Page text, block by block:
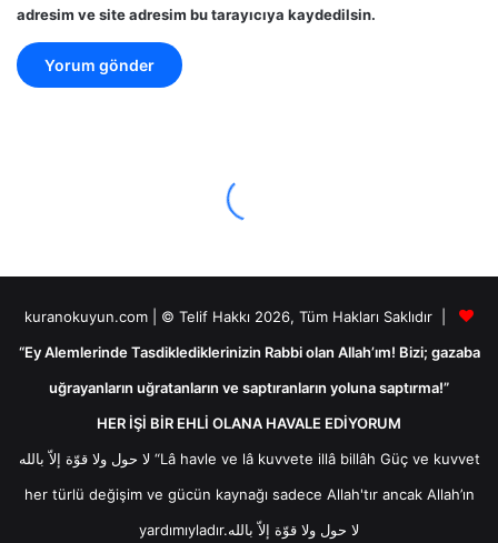
adresim ve site adresim bu tarayıcıya kaydedilsin.
kuranokuyun.com | © Telif Hakkı 2026, Tüm Hakları Saklıdır |
“Ey Alemlerinde Tasdiklediklerinizin Rabbi olan Allah’ım! Bizi; gazaba
uğrayanların uğratanların ve saptıranların yoluna saptırma!”
HER İŞİ BİR EHLİ OLANA HAVALE EDİYORUM
لا حول ولا قوّة إلاّ بالله “Lâ havle ve lâ kuvvete illâ billâh Güç ve kuvvet
her türlü değişim ve gücün kaynağı sadece Allah'tır ancak Allah’ın
yardımıyladır.لا حول ولا قوّة إلاّ بالله